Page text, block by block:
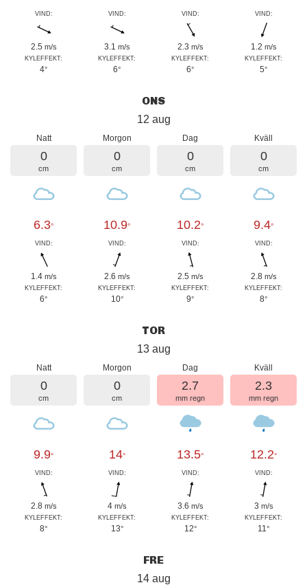
VIND:
2.5 m/s
KYLEFFEKT:
4°
VIND:
3.1 m/s
KYLEFFEKT:
6°
VIND:
2.3 m/s
KYLEFFEKT:
6°
VIND:
1.2 m/s
KYLEFFEKT:
5°
ONS
12 aug
Natt
0
cm
6.3°
VIND:
1.4 m/s
KYLEFFEKT:
6°
Morgon
0
cm
10.9°
VIND:
2.6 m/s
KYLEFFEKT:
10°
Dag
0
cm
10.2°
VIND:
2.5 m/s
KYLEFFEKT:
9°
Kväll
0
cm
9.4°
VIND:
2.8 m/s
KYLEFFEKT:
8°
TOR
13 aug
Natt
0
cm
9.9°
VIND:
2.8 m/s
KYLEFFEKT:
8°
Morgon
0
cm
14°
VIND:
4 m/s
KYLEFFEKT:
13°
Dag
2.7
mm regn
13.5°
VIND:
3.6 m/s
KYLEFFEKT:
12°
Kväll
2.3
mm regn
12.2°
VIND:
3 m/s
KYLEFFEKT:
11°
FRE
14 aug